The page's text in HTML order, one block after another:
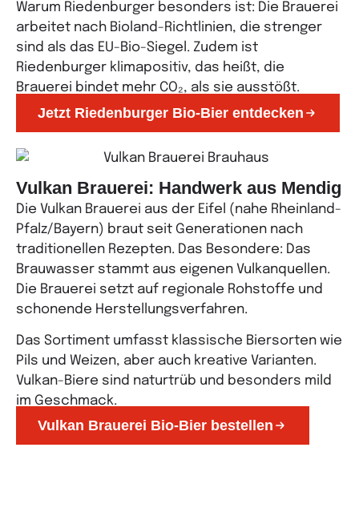
Warum Riedenburger besonders ist: Die Brauerei
arbeitet nach Bioland-Richtlinien, die strenger
sind als das EU-Bio-Siegel. Zudem ist
Riedenburger klimapositiv, das heißt, die
Brauerei bindet mehr CO₂, als sie ausstößt.
Jetzt Riedenburger Bio-Bier entdecken
Vulkan Brauerei: Handwerk aus Mendig
Die Vulkan Brauerei aus der Eifel (nahe Rheinland-
Pfalz/Bayern) braut seit Generationen nach
traditionellen Rezepten. Das Besondere: Das
Brauwasser stammt aus eigenen Vulkanquellen.
Die Brauerei setzt auf regionale Rohstoffe und
schonende Herstellungsverfahren.
Das Sortiment umfasst klassische Biersorten wie
Pils und Weizen, aber auch kreative Varianten.
Vulkan-Biere sind naturtrüb und besonders mild
im Geschmack.
Vulkan Brauerei Bio-Bier bestellen